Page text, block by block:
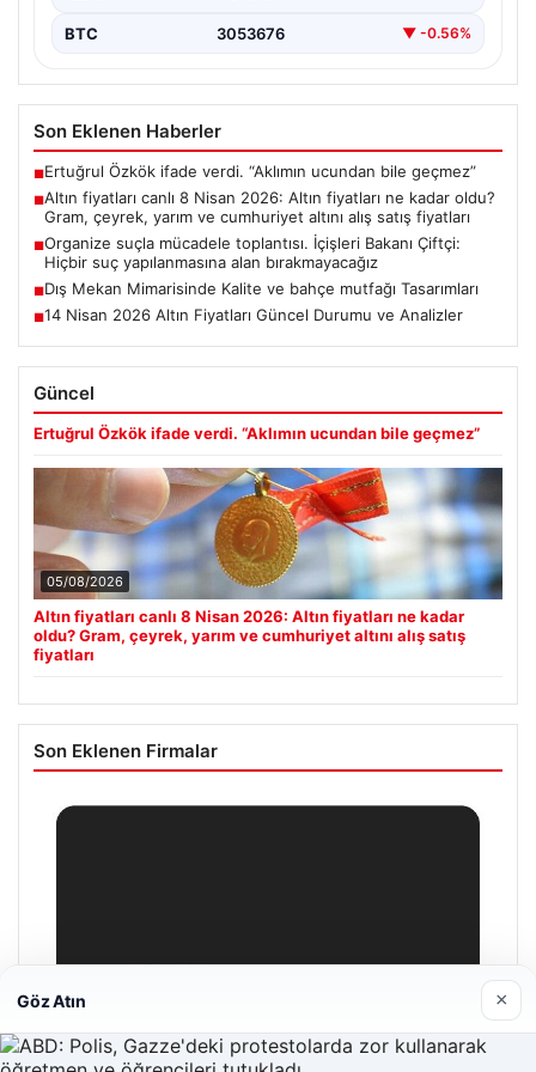
BTC 3053676 ▼ -0.56%
Son Eklenen Haberler
■Ertuğrul Özkök ifade verdi. “Aklımın ucundan bile geçmez”
■Altın fiyatları canlı 8 Nisan 2026: Altın fiyatları ne kadar oldu?
Gram, çeyrek, yarım ve cumhuriyet altını alış satış fiyatları
■Organize suçla mücadele toplantısı. İçişleri Bakanı Çiftçi:
Hiçbir suç yapılanmasına alan bırakmayacağız
■Dış Mekan Mimarisinde Kalite ve bahçe mutfağı Tasarımları
■14 Nisan 2026 Altın Fiyatları Güncel Durumu ve Analizler
Güncel
Ertuğrul Özkök ifade verdi. “Aklımın ucundan bile geçmez”
05/08/2026
Altın fiyatları canlı 8 Nisan 2026: Altın fiyatları ne kadar
oldu? Gram, çeyrek, yarım ve cumhuriyet altını alış satış
fiyatları
Son Eklenen Firmalar
Göz Atın ×